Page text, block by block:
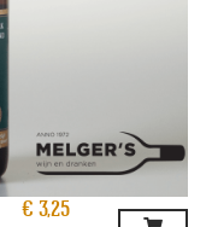
€ 3,25